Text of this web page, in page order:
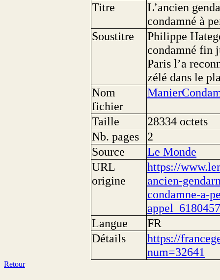
Titre
L’ancien
condamné à
Soustitre
Philippe
condamné fin
Paris l’a
zélé dans le
Nom
fichier
Taille
28334 octets
Nb. pages
2
Source
Le Monde
URL
origine
https://
ancien-
condamne-a-
Langue
FR
Détails
https://
num=32641
Retour